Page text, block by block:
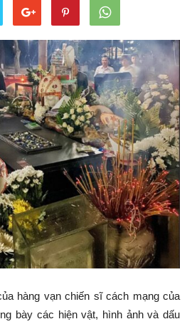
hàng vạn chiến sĩ cách mạng của
bày các hiện vật, hình ảnh và dấu